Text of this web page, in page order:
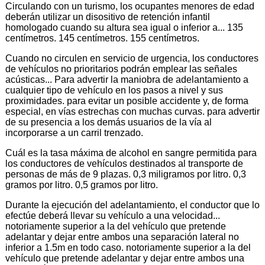
Circulando con un turismo, los ocupantes menores de edad
deberán utilizar un disositivo de retención infantil
homologado cuando su altura sea igual o inferior a... 135
centímetros. 145 centímetros. 155 centímetros.
Cuando no circulen en servicio de urgencia, los conductores
de vehículos no prioritarios podrán emplear las señales
acústicas... Para advertir la maniobra de adelantamiento a
cualquier tipo de vehículo en los pasos a nivel y sus
proximidades. para evitar un posible accidente y, de forma
especial, en vías estrechas con muchas curvas. para advertir
de su presencia a los demás usuarios de la vía al
incorporarse a un carril trenzado.
Cuál es la tasa máxima de alcohol en sangre permitida para
los conductores de vehículos destinados al transporte de
personas de más de 9 plazas. 0,3 miligramos por litro. 0,3
gramos por litro. 0,5 gramos por litro.
Durante la ejecución del adelantamiento, el conductor que lo
efectúe deberá llevar su vehículo a una velocidad...
notoriamente superior a la del vehículo que pretende
adelantar y dejar entre ambos una separación lateral no
inferior a 1.5m en todo caso. notoriamente superior a la del
vehículo que pretende adelantar y dejar entre ambos una